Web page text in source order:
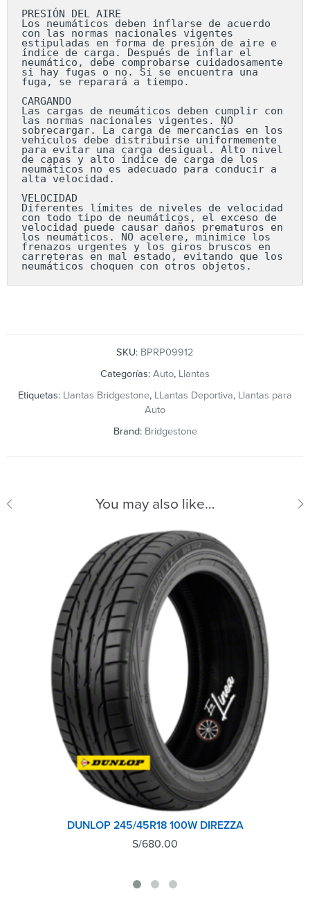
PRESIÓN DEL AIRE
Los neumáticos deben inflarse de acuerdo
con las normas nacionales vigentes
estipuladas en forma de presión de aire e
índice de carga. Después de inflar el
neumático, debe comprobarse cuidadosamente
si hay fugas o no. Si se encuentra una
fuga, se reparará a tiempo.
CARGANDO
Las cargas de neumáticos deben cumplir con
las normas nacionales vigentes. NO
sobrecargar. La carga de mercancías en los
vehículos debe distribuirse uniformemente
para evitar una carga desigual. Alto nivel
de capas y alto índice de carga de los
neumáticos no es adecuado para conducir a
alta velocidad.
VELOCIDAD
Diferentes límites de niveles de velocidad
con todo tipo de neumáticos, el exceso de
velocidad puede causar daños prematuros en
los neumáticos. NO acelere, minimice los
frenazos urgentes y los giros bruscos en
carreteras en mal estado, evitando que los
neumáticos choquen con otros objetos.
SKU: BPRP09912
Categorías: Auto, Llantas
Etiquetas: Llantas Bridgestone, LLantas Deportiva, Llantas para
Auto
Brand: Bridgestone
You may also like…
DUNLOP 245/45R18 100W DIREZZA
S/680.00